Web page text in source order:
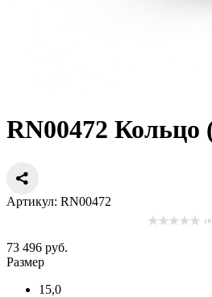
RN00472 Кольцо
Артикул: RN00472
( 0
73 496 руб.
Размер
15,0